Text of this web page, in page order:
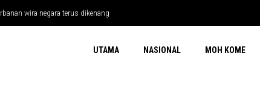
wira negara terus dikenang
UTAMA NASIONAL MOH KOME